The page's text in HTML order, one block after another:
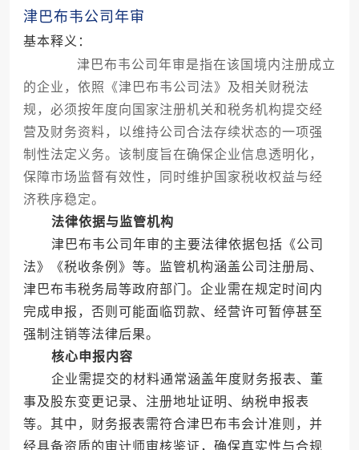
津巴布韦公司年审
基本释义：
津巴布韦公司年审是指在该国境内注册成立
的企业，依照《津巴布韦公司法》及相关财税法
规，必须按年度向国家注册机关和税务机构提交经
营及财务资料，以维持公司合法存续状态的一项强
制性法定义务。该制度旨在确保企业信息透明化，
保障市场监督有效性，同时维护国家税收权益与经
济秩序稳定。
法律依据与监管机构
津巴布韦公司年审的主要法律依据包括《公司
法》《税收条例》等。监管机构涵盖公司注册局、
津巴布韦税务局等政府部门。企业需在规定时间内
完成申报，否则可能面临罚款、经营许可暂停甚至
强制注销等法律后果。
核心申报内容
企业需提交的材料通常涵盖年度财务报表、董
事及股东变更记录、注册地址证明、纳税申报表
等。其中，财务报表需符合津巴布韦会计准则，并
经具备资质的审计师审核鉴证，确保真实性与合规